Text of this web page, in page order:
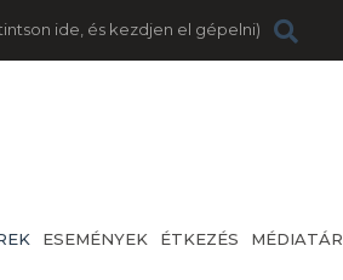
ESEMÉNYEK ÉTKEZÉS MÉDIATÁR